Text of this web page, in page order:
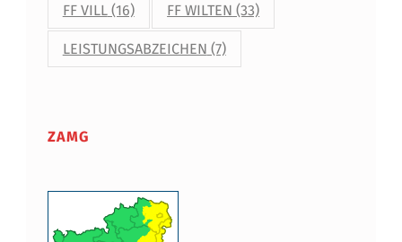
FF VILL(16) FF WILTEN (33)
LEISTUNGSABZEICHEN (7)
ZAMG